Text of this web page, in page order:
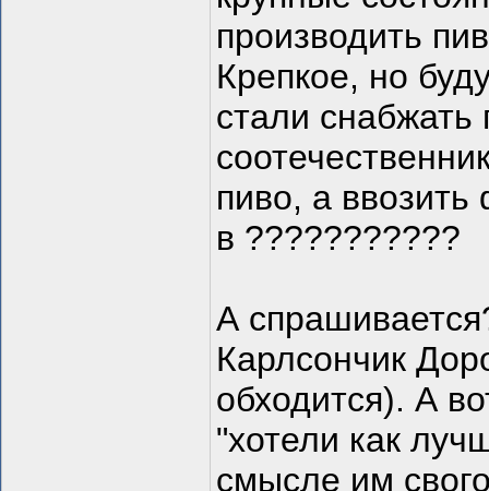
производить
Крепкое, но
стали
пиво, а ввозить
в ???????????
А
Карлсончик
обходится). А
"хотели как
смысле им